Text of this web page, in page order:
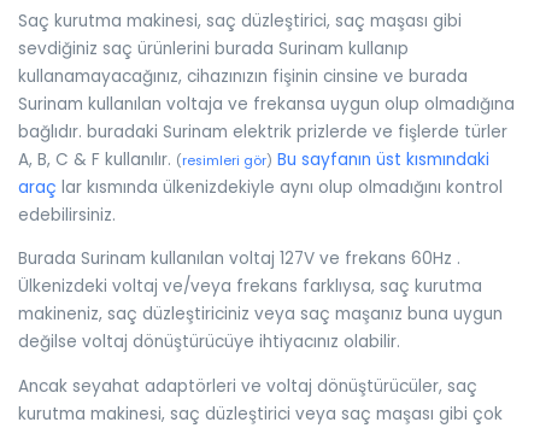
Saç kurutma makinesi, saç düzleştirici, saç maşası gibi
sevdiğiniz saç ürünlerini burada Surinam kullanıp
kullanamayacağınız, cihazınızın fişinin cinsine ve burada
Surinam kullanılan voltaja ve frekansa uygun olup olmadığına
bağlıdır. buradaki Surinam elektrik prizlerde ve fişlerde türler
A, B, C & F kullanılır. (resimleri gör) Bu sayfanın üst kısmındaki
araç lar kısmında ülkenizdekiyle aynı olup olmadığını kontrol
edebilirsiniz.
Burada Surinam kullanılan voltaj 127V ve frekans 60Hz .
Ülkenizdeki voltaj ve/veya frekans farklıysa, saç kurutma
makineniz, saç düzleştiriciniz veya saç maşanız buna uygun
değilse voltaj dönüştürücüye ihtiyacınız olabilir.
Ancak seyahat adaptörleri ve voltaj dönüştürücüler, saç
kurutma makinesi, saç düzleştirici veya saç maşası gibi çok